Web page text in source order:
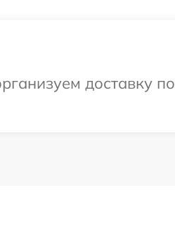
доставку по